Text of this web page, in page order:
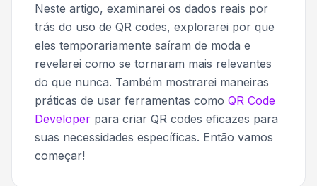
Neste artigo, examinarei os dados reais por
trás do uso de QR codes, explorarei por que
eles temporariamente saíram de moda e
revelarei como se tornaram mais relevantes
do que nunca. Também mostrarei maneiras
práticas de usar ferramentas como QR Code
Developer para criar QR codes eficazes para
suas necessidades específicas. Então vamos
começar!